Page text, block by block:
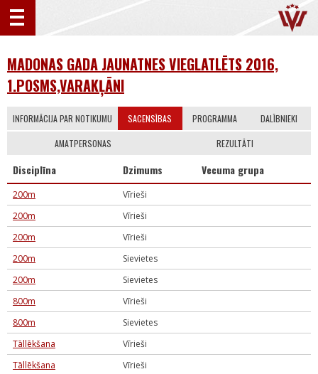
MADONAS GADA JAUNATNES VIEGLATLĒTS 2016,
1.POSMS,VARAKĻĀNI
INFORMĀCIJA PAR NOTIKUMU SACENSĪBAS PROGRAMMA DALĪBNIEKI
AMATPERSONAS REZULTĀTI
Disciplīna Dzimums Vecuma grupa
200m
Vīrieši
200m
Vīrieši
200m
Vīrieši
200m
Sievietes
200m
Sievietes
800m
Vīrieši
800m
Sievietes
Tāllēkšana
Vīrieši
Tāllēkšana
Vīrieši